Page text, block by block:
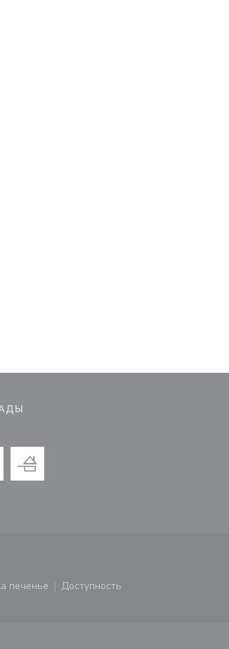
печенье
((открывается в новом окне))
Доступность
((открывается в новом окне))